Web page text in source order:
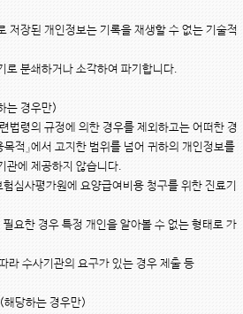
장된 개인정보는 기록을 재생할 수 없는 기술적
로 분쇄하거나 소각하여 파기합니다.
는 경우만)
법령의 규정에 의한 경우를 제외하고는 어떠한 경
목적』에서 고지한 범위를 넘어 귀하의 개인정보를
관에 제공하지 않습니다.
심사평가원에 요양급여비용 청구를 위한 진료기
요한 경우 특정 개인을 알아볼 수 없는 형태로 가
라 수사기관의 요구가 있는 경우 제출 등
당하는 경우만)